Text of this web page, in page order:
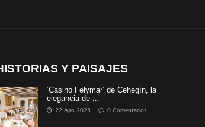
Y PAISAJES
‘Casino Felymar’ de Cehegín, la
elegancia de ...
22 Ago 2025 0 Comentarios